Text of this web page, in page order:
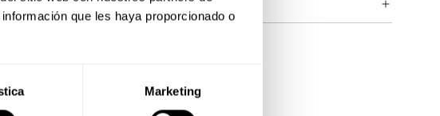
que les haya proporcionado o
Marketing
COLECCIÓN ICONIC